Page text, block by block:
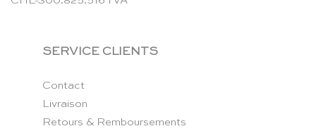
SERVICE CLIENTS
Contact
Livraison
Retours & Remboursements